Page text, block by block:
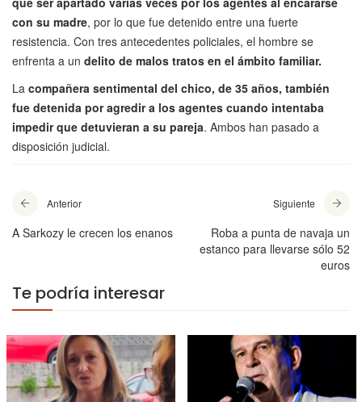
con su madre, por lo que fue detenido entre una fuerte
resistencia. Con tres antecedentes policiales, el hombre se
enfrenta a un delito de malos tratos en el ámbito familiar.
La compañera sentimental del chico, de 35 años, también
fue detenida por agredir a los agentes cuando intentaba
impedir que detuvieran a su pareja. Ambos han pasado a
disposición judicial.
Anterior
A Sarkozy le crecen los enanos
Siguiente
Roba a punta de navaja un
estanco para llevarse sólo 52
euros
Te podría interesar